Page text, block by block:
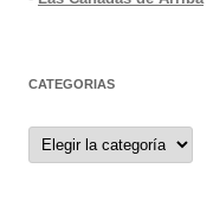
CATEGORIAS
Categorias